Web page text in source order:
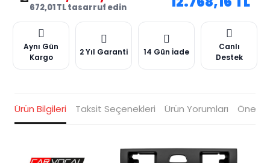
672,01 TL tasarruf edin
Aynı Gün
Kargo
2 Yıl Garanti 14 Gün İade
Canlı
Destek
Ürün Bilgileri Taksit Seçenekleri Ürün Yorumları